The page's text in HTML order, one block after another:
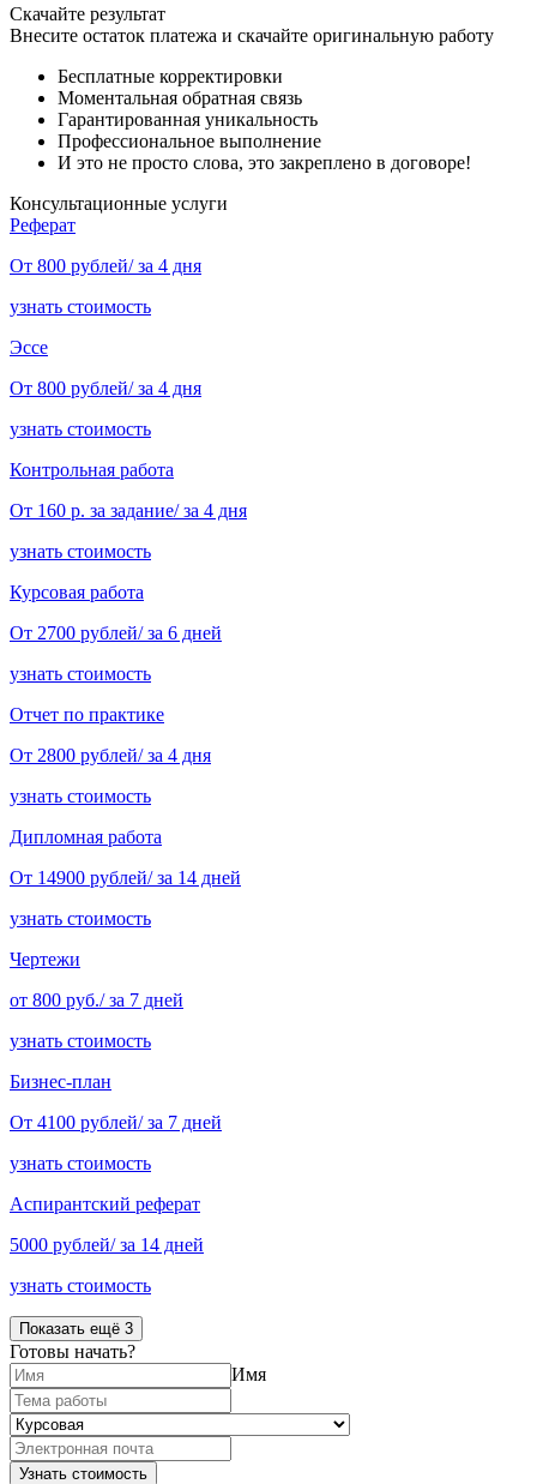
Скачайте результат
Внесите остаток платежа и скачайте оригинальную работу
Бесплатные корректировки
Моментальная обратная связь
Гарантированная уникальность
Профессиональное выполнение
И это не просто слова, это закреплено в договоре!
Консультационные услуги
Реферат
От 800 рублей/ за 4 дня
узнать стоимость
Эссе
От 800 рублей/ за 4 дня
узнать стоимость
Контрольная работа
От 160 р. за задание/ за 4 дня
узнать стоимость
Курсовая работа
От 2700 рублей/ за 6 дней
узнать стоимость
Отчет по практике
От 2800 рублей/ за 4 дня
узнать стоимость
Дипломная работа
От 14900 рублей/ за 14 дней
узнать стоимость
Чертежи
от 800 руб./ за 7 дней
узнать стоимость
Бизнес-план
От 4100 рублей/ за 7 дней
узнать стоимость
Аспирантский реферат
5000 рублей/ за 14 дней
узнать стоимость
Показать ещё 3
Готовы начать?
Имя